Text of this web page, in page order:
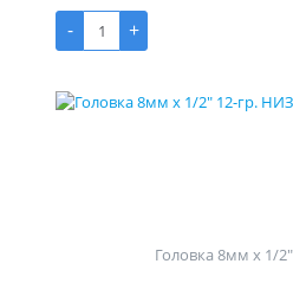
-
+
Головка 8мм х 1/